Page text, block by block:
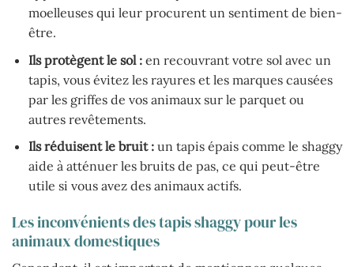
moelleuses qui leur procurent un sentiment de bien-
être.
Ils protègent le sol :en recouvrant votre sol avec un
tapis, vous évitez les rayures et les marques causées
par les griffes de vos animaux sur le parquet ou
autres revêtements.
Ils réduisent le bruit :un tapis épais comme le shaggy
aide à atténuer les bruits de pas, ce qui peut-être
utile si vous avez des animaux actifs.
Les inconvénients des tapis shaggy pour les
animaux domestiques